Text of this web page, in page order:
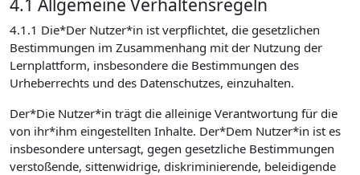
4.1.1 Die*Der Nutzer*in ist verpflichtet, die gesetzlichen
Bestimmungen im Zusammenhang mit der Nutzung der
Lernplattform, insbesondere die Bestimmungen des
Urheberrechts und des Datenschutzes, einzuhalten.
Der*Die Nutzer*in trägt die alleinige Verantwortung für die
von ihr*ihm eingestellten Inhalte. Der*Dem Nutzer*in ist es
insbesondere untersagt, gegen gesetzliche Bestimmungen
verstoßende, sittenwidrige, diskriminierende, beleidigende